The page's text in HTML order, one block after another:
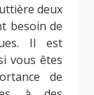
deux
besoin de
Il est
vous êtes
de